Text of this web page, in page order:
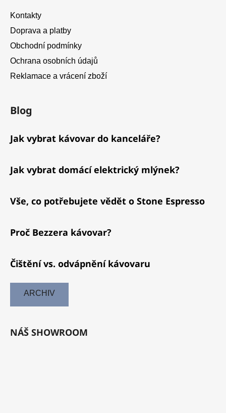
Kontakty
Doprava a platby
Obchodní podmínky
Ochrana osobních údajů
Reklamace a vrácení zboží
Blog
Jak vybrat kávovar do kanceláře?
Jak vybrat domácí elektrický mlýnek?
Vše, co potřebujete vědět o Stone Espresso
Proč Bezzera kávovar?
Čištění vs. odvápnění kávovaru
ARCHIV
NÁŠ SHOWROOM